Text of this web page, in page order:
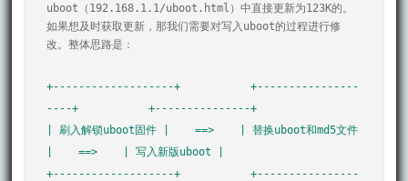
uboot（192.168.1.1/uboot.html）中直接更新为123K的。
如果想及时获取更新，那我们需要对写入uboot的过程进行修
+-------------------+           +----------------
----+           +---------------+
| 刷入解锁uboot固件 |    ==>    | 替换uboot和md5文件
|    ==>    | 写入新版uboot |
+-------------------+           +----------------